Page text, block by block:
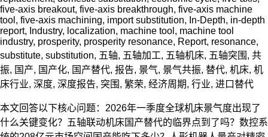
five-axis breakout, five-axis breakthrough, five-axis machine
tool , five-axis machining, import substitution, In-Depth, in-depth
report, Industry, localization, machine tool , machine tool
industry, prosperity, prosperity resonance, Report, resonance,
substitute, substitution, 五轴, 五轴加工, 五轴机床, 五轴突围 , 共
振, 国产, 国产化, 国产替代, 报告, 景气, 景气共振, 替代, 机床, 机
床行业, 深度, 深度报告, 突围 , 繁荣, 经济周期, 行业, 进口替代
本文回答以下核心问题：2026年一季度全球机床景气度出现了
什么关键变化？五轴联动机床国产替代的临界点到了吗？数控系